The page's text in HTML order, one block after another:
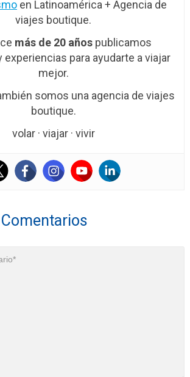
en Latinoamérica + Agencia de
viajes boutique.
más de 20 años publicamos
para ayudarte a viajar
mejor.
somos una agencia de viajes
boutique.
volar · viajar · vivir